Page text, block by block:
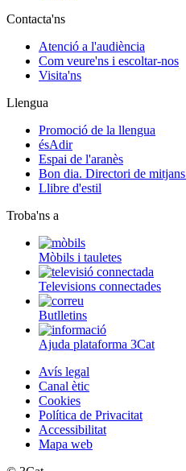
Contacta'ns
Atenció a l'audiència
Com veure'ns i escoltar-nos
Visita'ns
Llengua
Promoció de la llengua
ésAdir
Espai de l'aranès
Bon dia. Directori de
Llibre d'estil
Troba'ns a
Mòbils i tauletes
Televisions connectades
Butlletins
Ajuda plataforma 3Cat
Avís legal
Canal ètic
Cookies
Política de Privacitat
Accessibilitat
Mapa web